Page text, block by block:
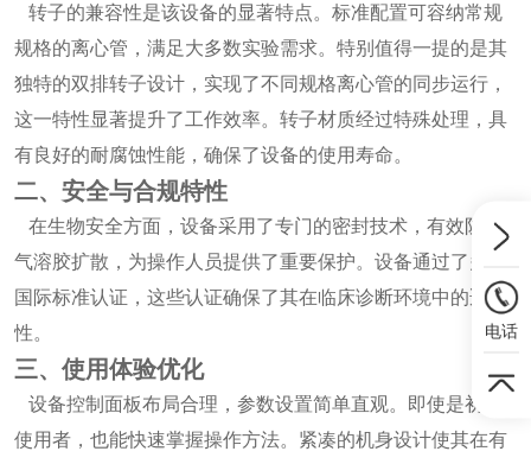
转子的兼容性是该设备的显著特点。标准配置可容纳常规
规格的离心管，满足大多数实验需求。特别值得一提的是其
独特的双排转子设计，实现了不同规格离心管的同步运行，
这一特性显著提升了工作效率。转子材质经过特殊处理，具
有良好的耐腐蚀性能，确保了设备的使用寿命。
二、安全与合规特性
在生物安全方面，设备采用了专门的密封技术，有效防止
气溶胶扩散，为操作人员提供了重要保护。设备通过了多项
国际标准认证，这些认证确保了其在临床诊断环境中的适用
性。
三、使用体验优化
设备控制面板布局合理，参数设置简单直观。即使是初次
使用者，也能快速掌握操作方法。紧凑的机身设计使其在有
电话